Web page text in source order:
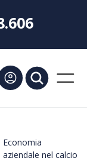
Economia
aziendale nel calcio